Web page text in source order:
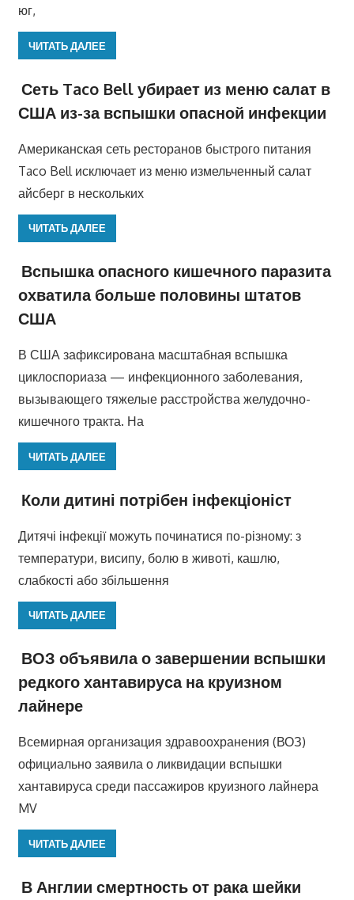
юг,
ЧИТАТЬ ДАЛЕЕ
Сеть Taco Bell убирает из меню салат в
США из-за вспышки опасной инфекции
Американская сеть ресторанов быстрого питания
Taco Bell исключает из меню измельченный салат
айсберг в нескольких
ЧИТАТЬ ДАЛЕЕ
Вспышка опасного кишечного паразита
охватила больше половины штатов
США
В США зафиксирована масштабная вспышка
циклоспориаза — инфекционного заболевания,
вызывающего тяжелые расстройства желудочно-
кишечного тракта. На
ЧИТАТЬ ДАЛЕЕ
Коли дитині потрібен інфекціоніст
Дитячі інфекції можуть починатися по-різному: з
температури, висипу, болю в животі, кашлю,
слабкості або збільшення
ЧИТАТЬ ДАЛЕЕ
ВОЗ объявила о завершении вспышки
редкого хантавируса на круизном
лайнере
Всемирная организация здравоохранения (ВОЗ)
официально заявила о ликвидации вспышки
хантавируса среди пассажиров круизного лайнера
MV
ЧИТАТЬ ДАЛЕЕ
В Англии смертность от рака шейки